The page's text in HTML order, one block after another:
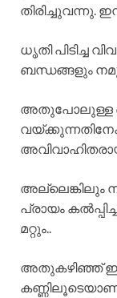
തിരിച്ചുവന്നു.
ധൃതി പിടിച്ച
ബന്ധങ്ങളും
അതുപോലുള്ള
അല്ലെങ്കിലും
പ്രായം
മറ്റും..
അതുകഴിഞ്ഞ്